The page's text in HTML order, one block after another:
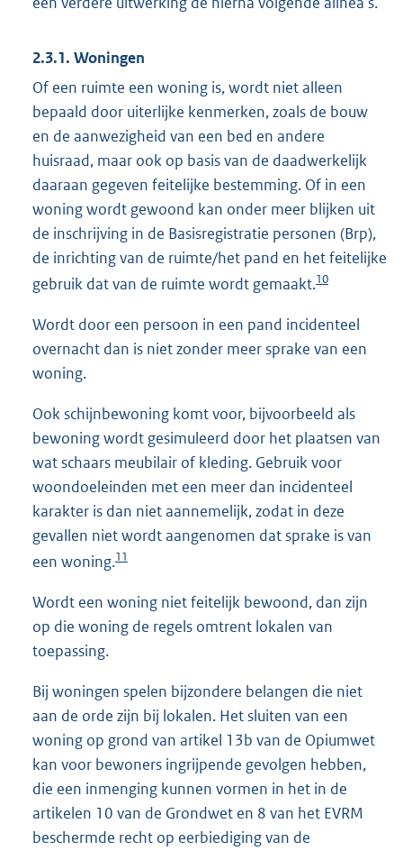
2.3.1. Woningen
Of een ruimte een woning is, wordt niet alleen
bepaald door uiterlijke kenmerken, zoals de bouw
en de aanwezigheid van een bed en andere
huisraad, maar ook op basis van de daadwerkelijk
daaraan gegeven feitelijke bestemming. Of in een
woning wordt gewoond kan onder meer blijken uit
de inschrijving in de Basisregistratie personen (Brp),
de inrichting van de ruimte/het pand en het feitelijke
gebruik dat van de ruimte wordt gemaakt.10
Wordt door een persoon in een pand incidenteel
overnacht dan is niet zonder meer sprake van een
woning.
Ook schijnbewoning komt voor, bijvoorbeeld als
bewoning wordt gesimuleerd door het plaatsen van
wat schaars meubilair of kleding. Gebruik voor
woondoeleinden met een meer dan incidenteel
karakter is dan niet aannemelijk, zodat in deze
gevallen niet wordt aangenomen dat sprake is van
een woning.11
Wordt een woning niet feitelijk bewoond, dan zijn
op die woning de regels omtrent lokalen van
toepassing.
Bij woningen spelen bijzondere belangen die niet
aan de orde zijn bij lokalen. Het sluiten van een
woning op grond van artikel 13b van de Opiumwet
kan voor bewoners ingrijpende gevolgen hebben,
die een inmenging kunnen vormen in het in de
artikelen 10 van de Grondwet en 8 van het EVRM
beschermde recht op eerbiediging van de